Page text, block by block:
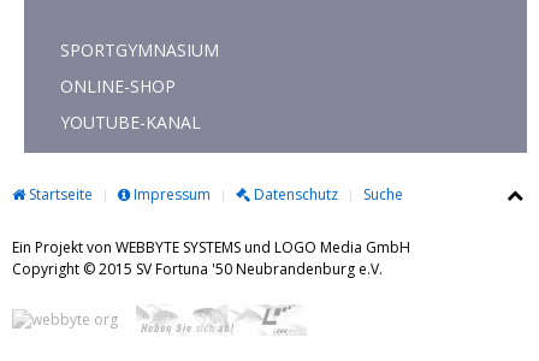
SPORTGYMNASIUM
ONLINE-SHOP
YOUTUBE-KANAL
Startseite Impressum Datenschutz Suche
Ein Projekt von WEBBYTE SYSTEMS und LOGO Media GmbH
Copyright © 2015 SV Fortuna '50 Neubrandenburg e.V.